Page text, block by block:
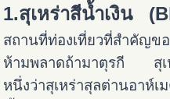
1.สุเหร่าสีน้ำเงิน
สถานที่ท่องเที่ยวที่สำคัญข
ห้ามพลาดถ้ามาตุรกี สุเห
หนึ่งว่าสุเหร่าสุลต่านอาห์เ